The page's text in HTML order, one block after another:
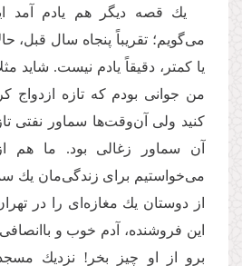
یك قصه دیگر هم یادم آمد
مى‌‌گویم؛ تقریباً پنجاه سال قبل،
یا كمتر، دقیقاً یادم نیست. شاید
من جوانى بودم که تازه ازدواج
كنید ولی آن‌وقت‌ها سماور نفتى
آن سماور زغالى بود. ما هم
مى‌‌خواستیم براى زندگی‌مان یك
از دوستان یك مغازه‌‌اى را در
این فروشنده، آدم خوب و
برو از او چیز بخر! نزدیك